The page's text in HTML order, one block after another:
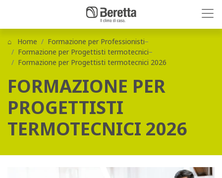
Home
Formazione per Professionisti
Formazione per Progettisti termotecnici
Formazione per Progettisti termotecnici 2026
FORMAZIONE PER
PROGETTISTI
TERMOTECNICI 2026